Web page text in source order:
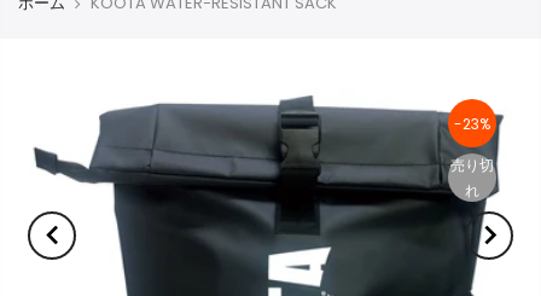
-23%
売り切
れ